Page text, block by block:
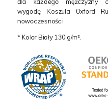
wygodę. Koszula Oxford
nowoczesności
* Kolor Biały 130 g/m².